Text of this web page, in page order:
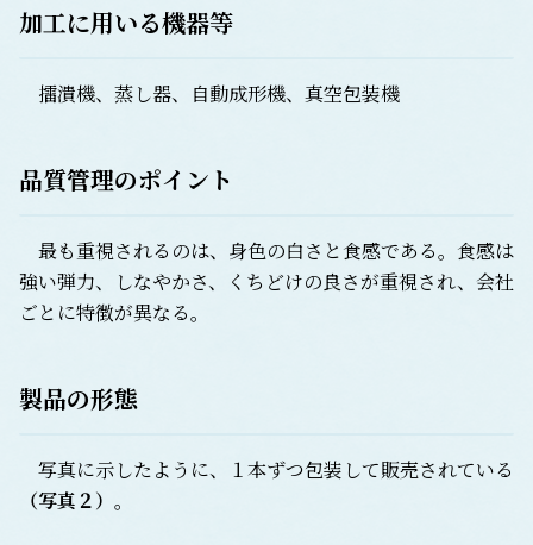
加工に用いる機器等
擂潰機、蒸し器、自動成形機、真空包装機
品質管理のポイント
最も重視されるのは、身色の白さと食感である。食感は
強い弾力、しなやかさ、くちどけの良さが重視され、会社
ごとに特徴が異なる。
製品の形態
写真に示したように、１本ずつ包装して販売されている
（写真２） 。